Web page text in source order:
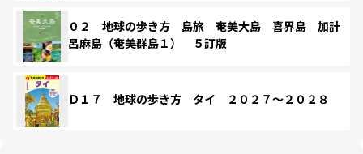
０２ 地球の歩き方 島旅 奄美大島 喜界島 加計
呂麻島（奄美群島１） ５訂版
Ｄ１７ 地球の歩き方 タイ ２０２７～２０２８